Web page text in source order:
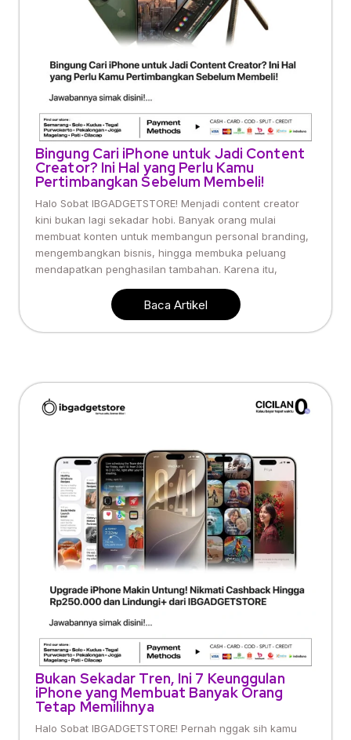
Bingung Cari iPhone untuk Jadi Content
Creator? Ini Hal yang Perlu Kamu
Pertimbangkan Sebelum Membeli!
Halo Sobat IBGADGETSTORE! Menjadi content creator
kini bukan lagi sekadar hobi. Banyak orang mulai
membuat konten untuk membangun personal branding,
mengembangkan bisnis, hingga membuka peluang
mendapatkan penghasilan tambahan. Karena itu,
Baca Artikel
Bukan Sekadar Tren, Ini 7 Keunggulan
iPhone yang Membuat Banyak Orang
Tetap Memilihnya
Halo Sobat IBGADGETSTORE! Pernah nggak sih kamu